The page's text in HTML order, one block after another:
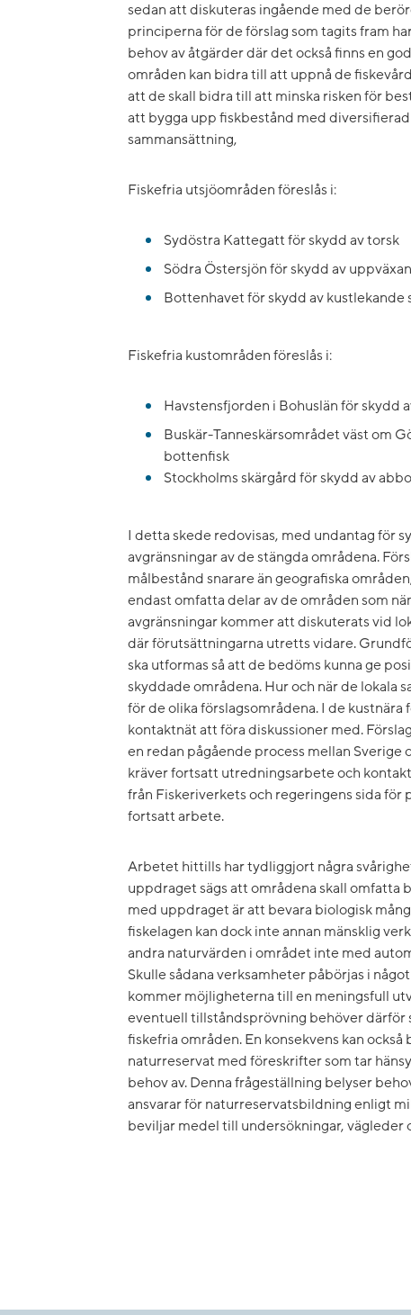
sedan att diskuteras ingående med de
principerna för de förslag som tagits fram
behov av åtgärder där det också finns en
områden kan bidra till att uppnå de
att de skall bidra till att minska risken för
att bygga upp fiskbestånd med
sammansättning,
Fiskefria utsjöområden föreslås i:
Sydöstra Kattegatt för skydd av torsk
Södra Östersjön för skydd av
Bottenhavet för skydd av kustlekande
Fiskefria kustområden föreslås i:
Havstensfjorden i Bohuslän för skydd
Buskär-Tanneskärsområdet väst om
bottenfisk
Stockholms skärgård för skydd av
I detta skede redovisas, med undantag för
avgränsningar av de stängda områdena.
målbestånd snarare än geografiska
endast omfatta delar av de områden som
avgränsningar kommer att diskuterats vid
där förutsättningarna utretts vidare.
ska utformas så att de bedöms kunna ge
skyddade områdena. Hur och när de lokala
för de olika förslagsområdena. I de
kontaktnät att föra diskussioner med.
en redan pågående process mellan Sverige
kräver fortsatt utredningsarbete och
från Fiskeriverkets och regeringens sida
fortsatt arbete.
Arbetet hittills har tydliggjort några
uppdraget sägs att områdena skall omfatta
med uppdraget är att bevara biologisk
fiskelagen kan dock inte annan mänsklig
andra naturvärden i området inte med
Skulle sådana verksamheter påbörjas i
kommer möjligheterna till en meningsfull
eventuell tillståndsprövning behöver därför
fiskefria områden. En konsekvens kan
naturreservat med föreskrifter som tar
behov av. Denna frågeställning belyser
ansvarar för naturreservatsbildning enligt
beviljar medel till undersökningar,